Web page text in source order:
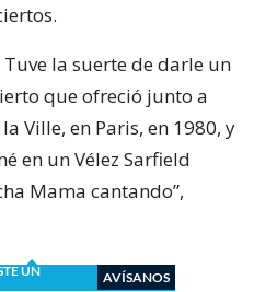
la suerte de darle un
que ofreció junto a
Ville, en Paris, en 1980, y
en un Vélez Sarfield
Mama cantando”,
UN
AVÍSANOS